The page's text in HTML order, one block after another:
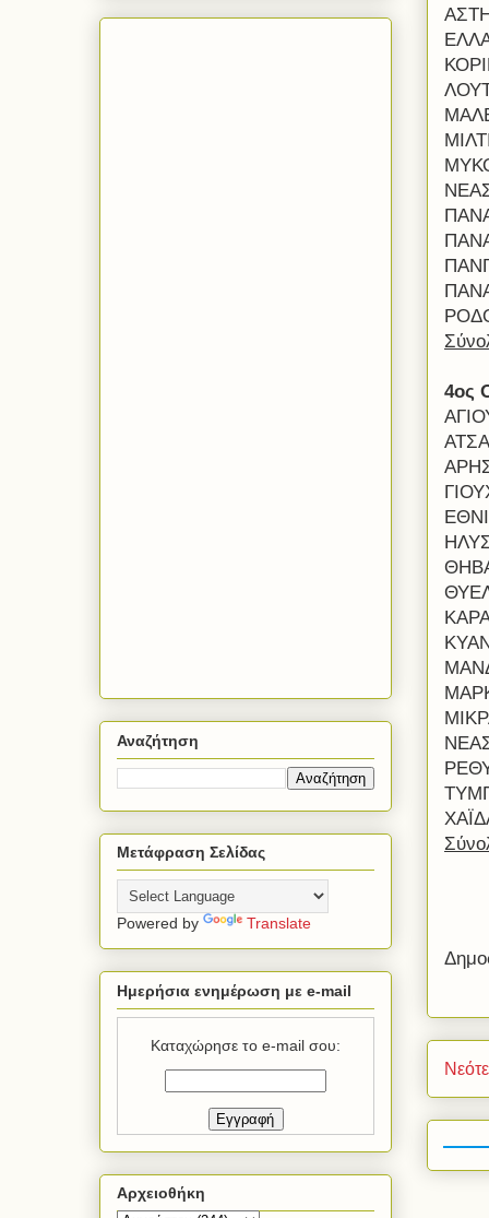
4ος
Αναζήτηση
Μετάφραση Σελίδας
Powered by Translate
Ημερήσια ενημέρωση με e-mail
Καταχώρησε το e-mail σου:
Αρχειοθήκη